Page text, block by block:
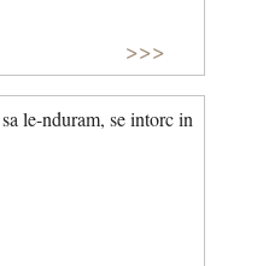
>>>
le-nduram, se intorc in